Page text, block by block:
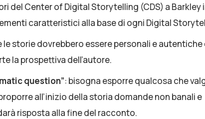
del Center of Digital Storytelling (CDS) a Barkley
caratteristici alla base di ogni Digital
storie dovrebbero essere personali e autentiche
la prospettiva dell’autore.
question”: bisogna esporre qualcosa che
all’inizio della storia domande non banali e
risposta alla fine del racconto.